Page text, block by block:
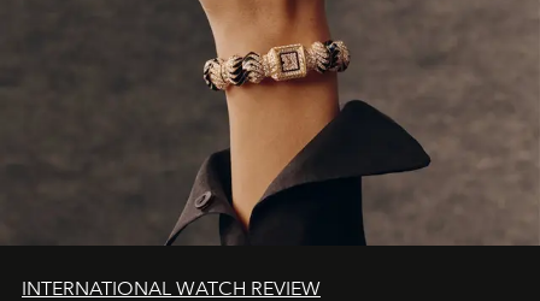
INTERNATIONAL WATCH REVIEW